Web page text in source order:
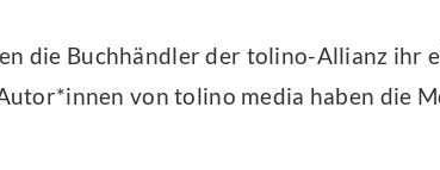
die Buchhändler der tolino-Allianz ihr
von tolino media haben die